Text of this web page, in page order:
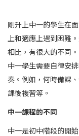
剛升上中一的學生在
上和適應上遇到困難
相比，有很大的不同
中一學生需要自律安
奏。例如，何時備課
課後複習等。
中一課程的不同
中一是初中階段的開